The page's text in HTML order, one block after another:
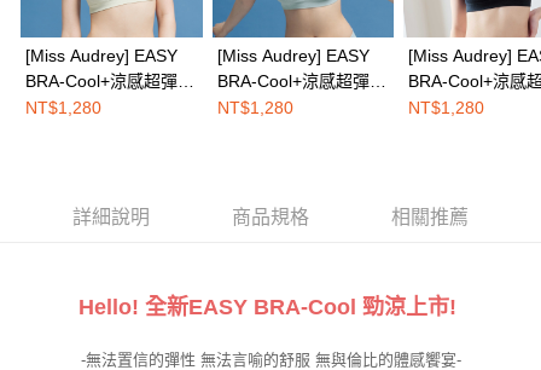
[Miss Audrey] EASY
BRA-Cool+涼感超彈力
無鋼圈內衣-杏仁奶白
NT$1,280
[Miss Audrey] EASY
BRA-Cool+涼感超彈力
無鋼圈內衣-奶霜冰灰
NT$1,280
[Miss Audrey]
BRA-Cool+涼感
無鋼圈內衣-濃郁
NT$1,280
詳細說明 商品規格 相關推薦
Hello! 全新EASY BRA-Cool 勁涼上市!
-無法置信的彈性 無法言喻的舒服 無與倫比的體感饗宴-